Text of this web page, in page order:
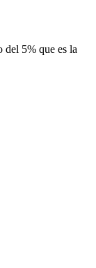
del 5% que es la